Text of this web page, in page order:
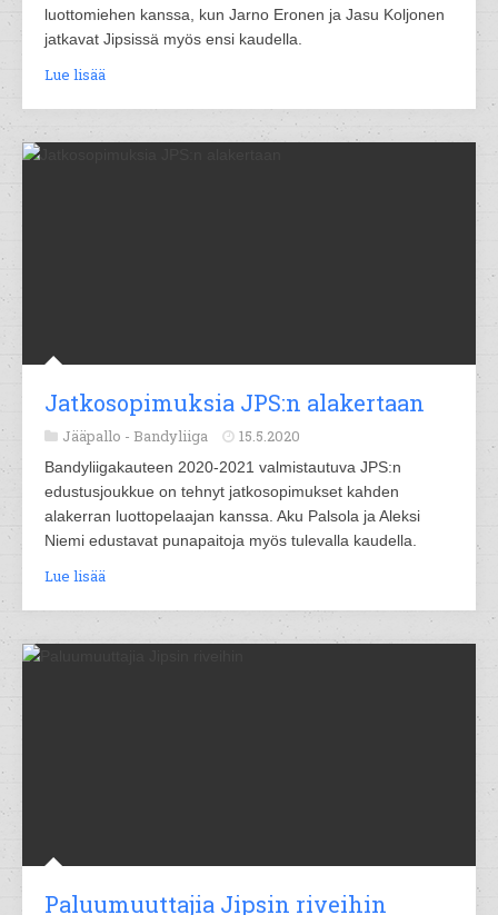
luottomiehen kanssa, kun Jarno Eronen ja Jasu Koljonen
jatkavat Jipsissä myös ensi kaudella.
Lue lisää
Jatkosopimuksia JPS:n alakertaan
Jääpallo - Bandyliiga 15.5.2020
Bandyliigakauteen 2020-2021 valmistautuva JPS:n
edustusjoukkue on tehnyt jatkosopimukset kahden
alakerran luottopelaajan kanssa. Aku Palsola ja Aleksi
Niemi edustavat punapaitoja myös tulevalla kaudella.
Lue lisää
Paluumuuttajia Jipsin riveihin